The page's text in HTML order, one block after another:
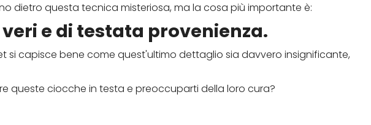
dietro questa tecnica misteriosa, ma la cosa più importante è:
e di testata provenienza.
si capisce bene come quest'ultimo dettaglio sia davvero insignificante,
queste ciocche in testa e preoccuparti della loro cura?